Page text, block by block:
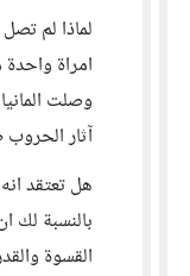
لماذا لم
وصلت
آثار الحروب
هل تعتقد
بالنسبة لك
القسوة